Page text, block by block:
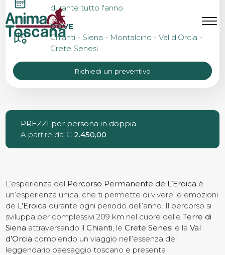
PERCORSO DE L’EROICA
IN 4 TAPPE – GUIDATO
durante tutto l'anno
DOVE
Chianti - Siena - Montalcino - Val d'Orcia -
Crete Senesi
Richiedi un preventivo
PREZZI per persona in doppia
A partire da €2.450,00
L’esperienza del Percorso Permanente de L’Eroica è
un’esperienza unica, che ti permette di vivere le emozioni
de L’Eroica durante ogni periodo dell’anno. Il percorso si
sviluppa per complessivi 209 km nel cuore delleTerre di
Siena attraversando il Chianti, le Crete Senesi e laVal
d’Orcia compiendo un viaggio nell’essenza del
leggendario paesaggio toscano e presenta
MENU EN
Bike Tours
Eroica
Chi siamo
Contatti